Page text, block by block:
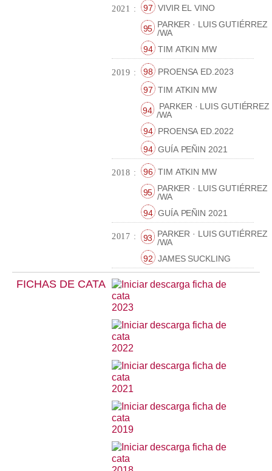
2021 : 97 VIVIR EL VINO
95 PARKER · LUIS GUTIÉRREZ
/WA
94 TIM ATKIN MW
2019 : 98
PROENSA ED.2023
97 TIM ATKIN MW
94
PARKER · LUIS GUTIÉRREZ
/WA
94 PROENSA ED.2022
94 GUÍA PEÑIN 2021
2018 : 96 TIM ATKIN MW
95 PARKER · LUIS GUTIÉRREZ
/WA
94 GUÍA PEÑIN 2021
2017 : 93
PARKER · LUIS GUTIÉRREZ
/WA
92 JAMES SUCKLING
FICHAS DE CATA
2023
2022
2021
2019